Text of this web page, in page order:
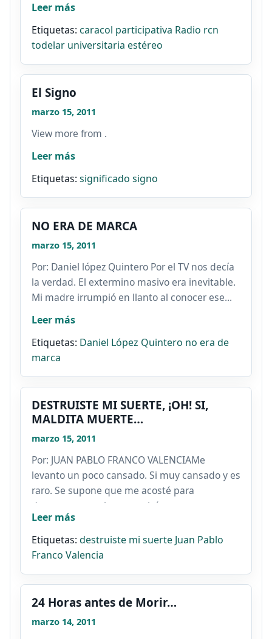
Leer más
Etiquetas: caracol participativa Radio rcn
todelar universitaria estéreo
El Signo
marzo 15, 2011
View more from .
Leer más
Etiquetas: significado signo
NO ERA DE MARCA
marzo 15, 2011
Por: Daniel lópez Quintero Por el TV nos decía
la verdad. El extermino masivo era inevitable.
Mi madre irrumpió en llanto al conocer ese...
Leer más
Etiquetas: Daniel López Quintero no era de
marca
DESTRUISTE MI SUERTE, ¡OH! SI,
MALDITA MUERTE…
marzo 15, 2011
Por: JUAN PABLO FRANCO VALENCIAMe
levanto un poco cansado. Si muy cansado y es
raro. Se supone que me acosté para
descansar pero bueno quizás sea...
Leer más
Etiquetas: destruiste mi suerte Juan Pablo
Franco Valencia
24 Horas antes de Morir…
marzo 14, 2011